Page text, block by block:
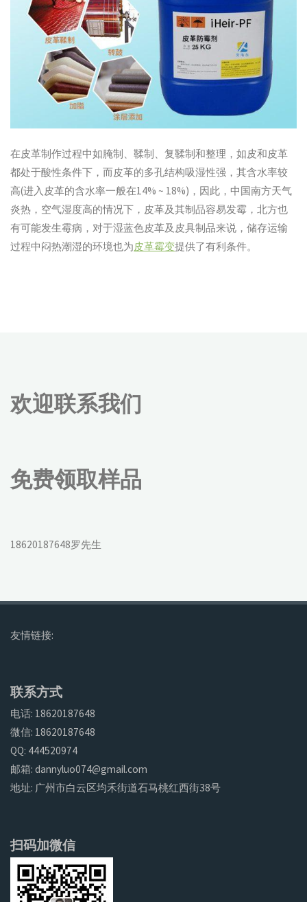
在皮革制作过程中如腌制、鞣制、复鞣制和整理，如皮和皮革
都处于酸性条件下，而皮革的多孔结构吸湿性强，其含水率较
高(进入皮革的含水率一般在14% ~ 18%)，因此，中国南方天气
炎热，空气湿度高的情况下，皮革及其制品容易发霉，北方也
有可能发生霉病，对于湿蓝色皮革及皮具制品来说，储存运输
过程中闷热潮湿的环境也为皮革霉变提供了有利条件。
欢迎联系我们
免费领取样品
18620187648罗先生
友情链接:
联系方式
电话: 18620187648
微信: 18620187648
QQ: 444520974
邮箱: dannyluo074@gmail.com
地址: 广州市白云区均禾街道石马桃红西街38号
扫码加微信